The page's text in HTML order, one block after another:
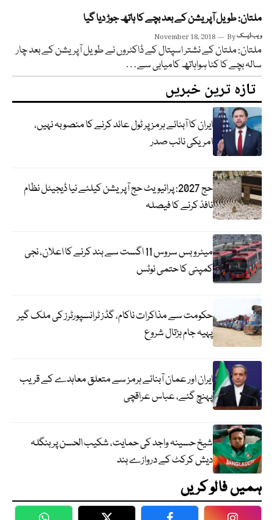
ملتان: طویل آپریشن کے بعد بچے کا ہاتھ جوڑ دیا گیا
November 18, 2018 Byویب ڈیسک
ملتان: ملتان کے نشتر اسپتال کے ڈاکٹروں نے طویل آپریشن کے بعد چار
سالہ بچے کا کٹا ہواہاتھ کامیابی سے…
تازہ ترین خبریں
ایران کا آبنائے ہرمز پر ٹول عائد کرنے کا منصوبہ نہیں،
امریکی نائب صدر
حج 2027: پرائیویٹ حج آپریشن کیلئے نیا ڈیجیٹل نظام
نافذ کرنے کا فیصلہ
میٹرو بس سروس 11 اگست سے بند کرنے کا اعلان، نجی
کمپنی کا حتمی نوٹس
حکومت سے مذاکرات ناکام، گڈز ٹرانسپورٹرز کی ملک گیر
پہیہ جام ہڑتال شروع
ایران اور عمان آبنائے ہرمز سے متعلق معاہدے کے قریب
پہنچ گئے، عباس عراقچی
شیخ حسینہ واجد کی حمایت، شکیب الحسن پر بنگلہ
دیش کرکٹ کے دروازے بند
ہمیں فالو کریں